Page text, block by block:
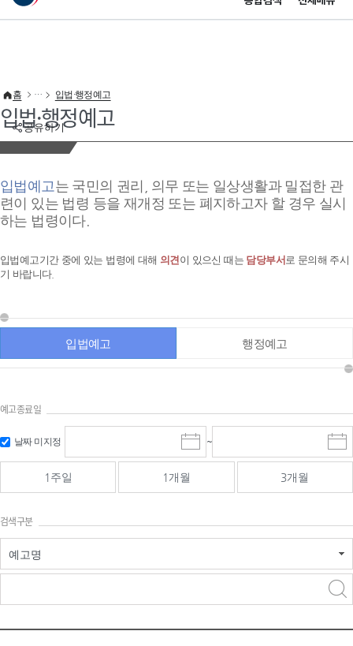
이 누리집은 대한민국 공식 전자정부 누리집입니다.
공유하기
홈 입법·행정예고
입법·행정예고
입법예고는 국민의 권리, 의무 또는 일상생활과 밀접한 관
련이 있는 법령 등을 재개정 또는 폐지하고자 할 경우 실시
하는 법령이다.
입법예고기간 중에 있는 법령에 대해 의견이 있으신 때는 담당부서 로 문의해 주시
기 바랍니다.
입법예고 행정예고
예고종료일
날짜 미지정
시
작
일
선
~
종
료
선
1주일 1개월 3개월
검색구분
예고명